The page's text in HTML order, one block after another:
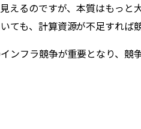
えるのですが、本質はもっ
も、計算資源が不足すれば
ンフラ競争が重要となり、